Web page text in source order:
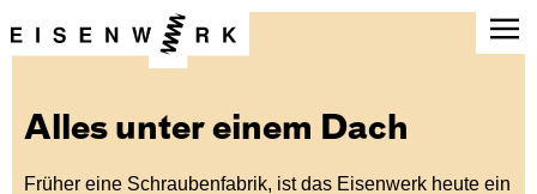
Alles unter einem Dach
Früher eine Schraubenfabrik, ist das Eisenwerk heute ein